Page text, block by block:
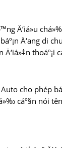
Ä‘iá»u
Ä‘ang di
Ä‘iá»‡n thoáº¡i
cho phép
cáº§n nói